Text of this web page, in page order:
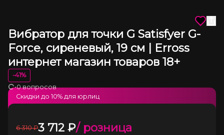
Next slide
Вибратор для точки G Satisfyer G-
Force, сиреневый, 19 см | Erross
интернет магазин товаров 18+
-41%
Загрузка
•0 вопросов
6 310 ₽3 712 ₽/ розница
Скидки до 10% для юрлиц